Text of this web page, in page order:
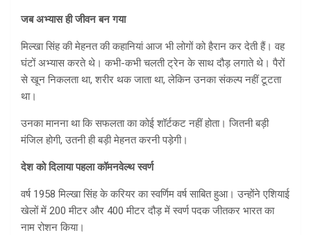
जब अभ्यास ही जीवन बन गया
मिल्खा सिंह की मेहनत की कहानियां आज भी लोगों को हैरान कर देती हैं। वह
घंटों अभ्यास करते थे। कभी-कभी चलती ट्रेन के साथ दौड़ लगाते थे। पैरों
से खून निकलता था, शरीर थक जाता था, लेकिन उनका संकल्प नहीं टूटता
था।
उनका मानना था कि सफलता का कोई शॉर्टकट नहीं होता। जितनी बड़ी
मंजिल होगी, उतनी ही बड़ी मेहनत करनी पड़ेगी।
देश को दिलाया पहला कॉमनवेल्थ स्वर्ण
वर्ष 1958 मिल्खा सिंह के करियर का स्वर्णिम वर्ष साबित हुआ। उन्होंने एशियाई
खेलों में 200 मीटर और 400 मीटर दौड़ में स्वर्ण पदक जीतकर भारत का
नाम रोशन किया।